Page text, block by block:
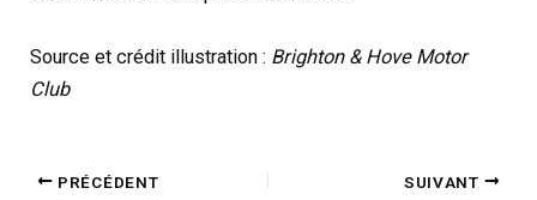
Source et crédit illustration : Brighton & Hove Motor
Club
PRÉCÉDENT SUIVANT